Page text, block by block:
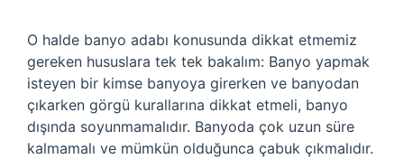
O halde banyo adabı konusunda dikkat etmemiz
gereken hususlara tek tek bakalım: Banyo yapmak
isteyen bir kimse banyoya girerken ve banyodan
çıkarken görgü kurallarına dikkat etmeli, banyo
dışında soyunmamalıdır. Banyoda çok uzun süre
kalmamalı ve mümkün olduğunca çabuk çıkmalıdır.